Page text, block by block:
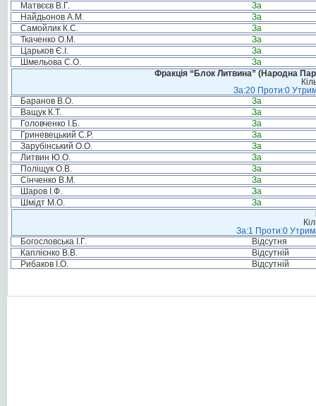
Матвєєв В.Г.
За
Найдьонов А.М.
За
Самойлик К.С.
За
Ткаченко О.М.
За
Царьков Є.І.
За
Шмельова С.О.
За
Фракція “Блок Литвина” (Народна
За:20 Проти:0
Баранов В.О.
За
Ващук К.Т.
За
Головченко І.Б.
За
Гриневецький С.Р.
За
Зарубінський О.О.
За
Литвин Ю.О.
За
Поліщук О.В.
За
Сінченко В.М.
За
Шаров І.Ф.
За
Шмідт М.О.
За
За:1 Проти:0
Богословська І.Г.
Відсутня
Каплієнко В.В.
Відсутній
Рибаков І.О.
Відсутній